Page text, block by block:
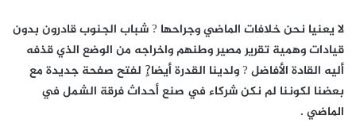
لا يعنيا نحن خلافات الماضي وجراحها ? شباب الجنوب قادرون بدون
قيادات وهمية تقرير مصير وطنهم واخراجه من الوضع الذي قذفه
أليه القادة الأفاضل ? ولدينا القدرة أيضا?ٍ لفتح صفحة جديدة مع
بعضنا لكوننا لم نكن شركاء في صنع أحداث فرقة الشمل في
الماضي .